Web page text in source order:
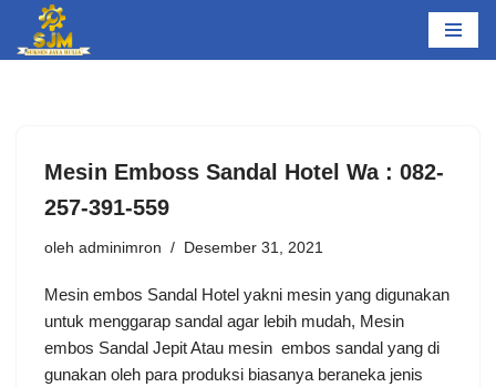
Lompat
Mesin Emboss Sandal Hotel Wa : 082-
257-391-559
oleh adminimron Desember 31, 2021
Mesin embos Sandal Hotel yakni mesin yang digunakan
untuk menggarap sandal agar lebih mudah, Mesin
embos Sandal Jepit Atau mesin embos sandal yang di
gunakan oleh para produksi biasanya beraneka jenis